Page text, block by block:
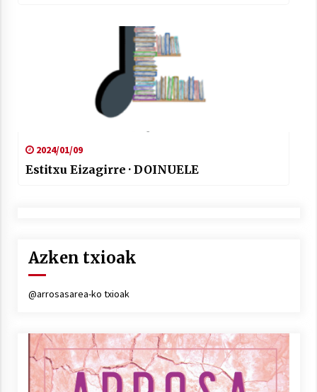
2024/01/09
Estitxu Eizagirre · DOINUELE
Azken txioak
@arrosasarea-ko txioak